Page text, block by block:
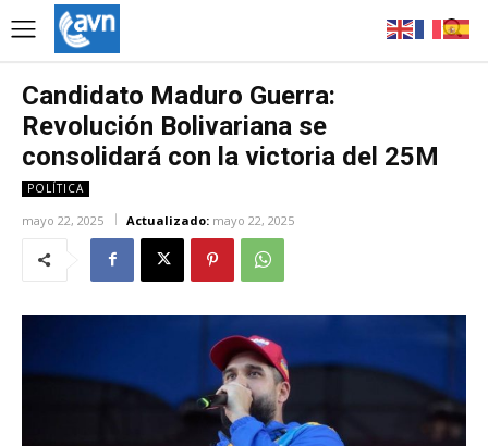
Candidato Maduro Guerra:
Revolución Bolivariana se
consolidará con la victoria del 25M
POLÍTICA
mayo 22, 2025 Actualizado: mayo 22, 2025